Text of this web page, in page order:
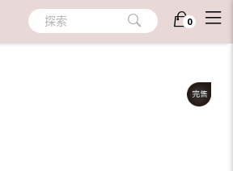
探索 0
/ 隨身香氛